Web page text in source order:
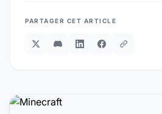
PARTAGER CET ARTICLE